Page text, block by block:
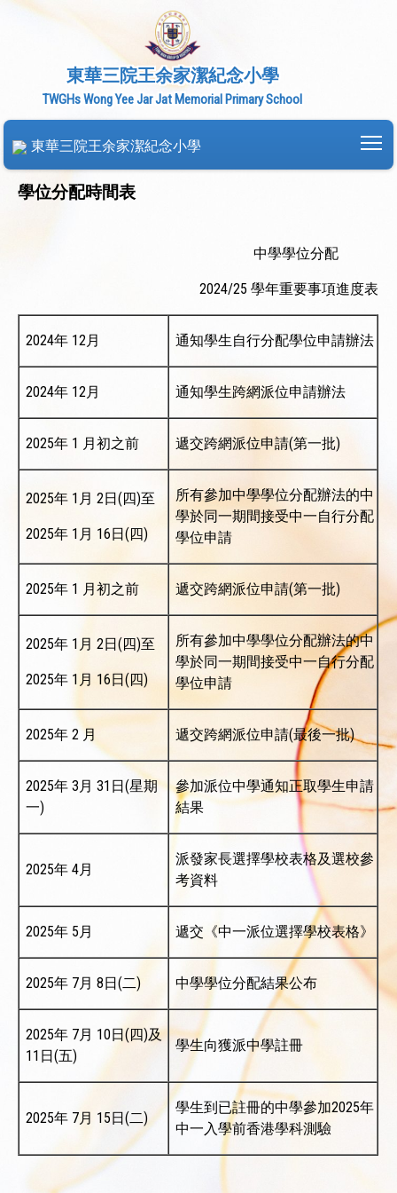
東華三院王余家潔紀念小學
TWGHs Wong Yee Jar Jat Memorial Primary School
東華三院王余家潔紀念小學
學位分配時間表
中學學位分配
2024/25 學年重要事項進度表
2024年 12月 通知學生自行分配學位申請辦法
2024年 12月 通知學生跨網派位申請辦法
2025年 1 月初之前 遞交跨網派位申請(第一批)
2025年 1月 2日(四)至
2025年 1月 16日(四)
所有參加中學學位分配辦法的中
學於同一期間接受中一自行分配
學位申請
2025年 1 月初之前 遞交跨網派位申請(第一批)
2025年 1月 2日(四)至
2025年 1月 16日(四)
所有參加中學學位分配辦法的中
學於同一期間接受中一自行分配
學位申請
2025年 2 月 遞交跨網派位申請(最後一批)
2025年 3月 31日(星期
一)
參加派位中學通知正取學生申請
結果
2025年 4月
派發家長選擇學校表格及選校參
考資料
2025年 5月 遞交《中一派位選擇學校表格》
2025年 7月 8日(二) 中學學位分配結果公布
2025年 7月 10日(四)及
11日(五)
學生向獲派中學註冊
2025年 7月 15日(二)
學生到已註冊的中學參加2025年
中一入學前香港學科測驗